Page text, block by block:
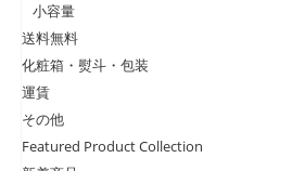
小容量
送料無料
化粧箱・熨斗・包装
運賃
その他
Featured Product Collection